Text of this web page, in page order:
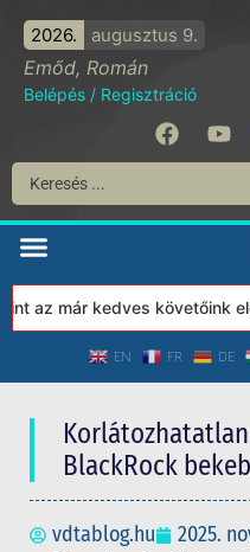
2026. augusztus 9.
Emőd, Román
Belépés / Regisztráció
már kedves követőink előtt
EN FR DE
BlackRock
vdtablog.hu 2025.